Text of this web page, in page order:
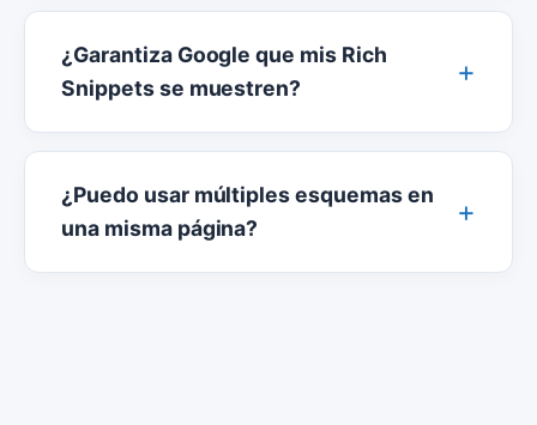
¿Garantiza Google que mis Rich
Snippets se muestren?
¿Puedo usar múltiples esquemas en
una misma página?